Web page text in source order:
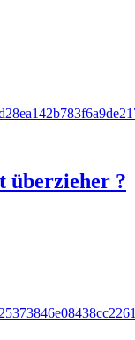
überzieher ?